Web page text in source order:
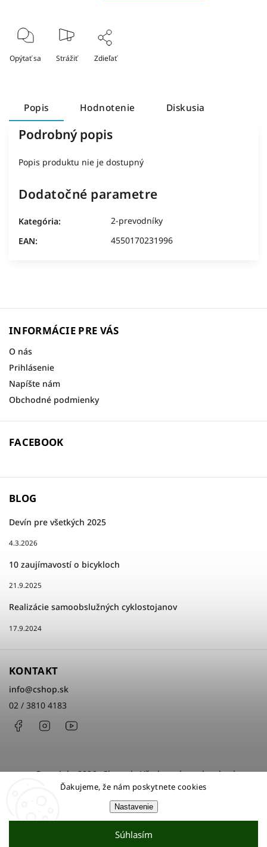
Ďakujeme, že nám poskytnete cookies
Nastavenie
Súhlasím
Opýtať sa Strážiť Zdieľať
Popis Hodnotenie Diskusia
Podrobný popis
Popis produktu nie je dostupný
Dodatočné parametre
Kategória:
2-prevodníky
EAN: 4550170231996
INFORMÁCIE PRE VÁS
O nás
Prihlásenie
Napíšte nám
Obchodné podmienky
FACEBOOK
BLOG
Devín pre všetkých 2025
4.3.2026
10 zaujímavostí o bicykloch
21.9.2025
Realizácie samoobslužných cyklostojanov
17.9.2024
KONTAKT
info@cshop.sk
02 / 3810 4183
FacebookInstagram
Vytvoril Shoptet
Copyright 2026cShop.sk. Všetky práva vyhradené.
Upraviť nastavenie cookies
Grafický návrh vytvořil a nakódoval